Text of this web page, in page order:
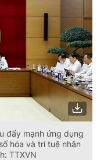
đẩy mạnh ứng dụng
hóa và trí tuệ nhân
TTXVN